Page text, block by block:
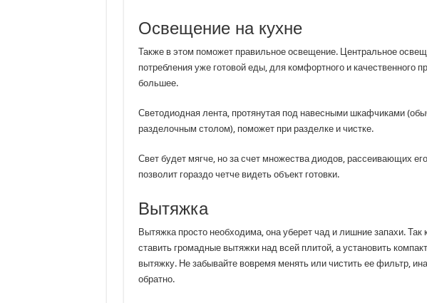
Освещение на кухне
Также в этом поможет правильное освещение. Центральное
потребления уже готовой еды, для комфортного и качественного
большее.
Светодиодная лента, протянутая под навесными шкафчиками
разделочным столом), поможет при разделке и чистке.
Свет будет мягче, но за счет множества диодов, рассеивающих
позволит гораздо четче видеть объект готовки.
Вытяжка
Вытяжка просто необходима, она уберет чад и лишние запахи.
ставить громадные вытяжки над всей плитой, а установить
вытяжку. Не забывайте вовремя менять или чистить ее фильтр,
обратно.